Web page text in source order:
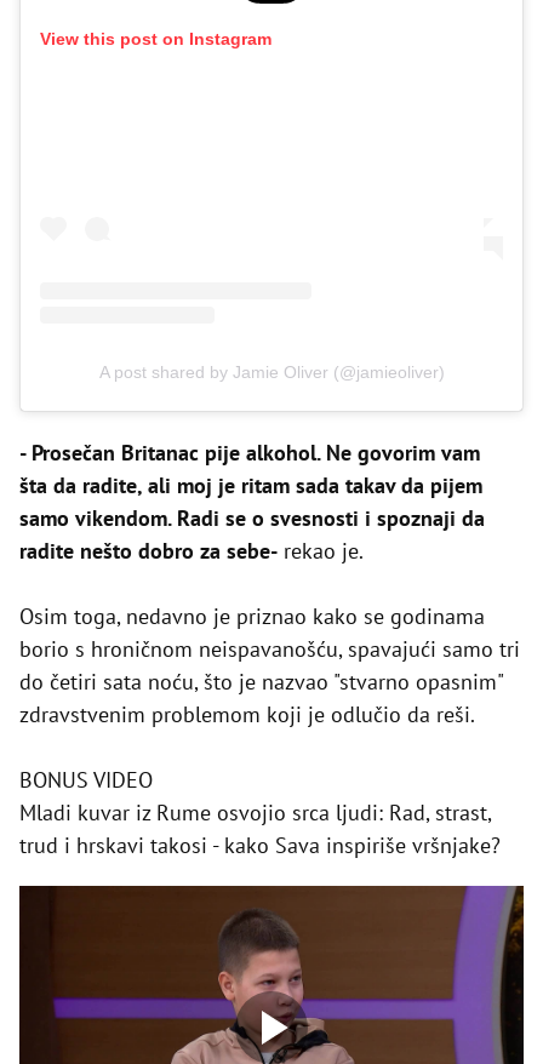
View this post on Instagram
A post shared by Jamie Oliver (@jamieoliver)
- Prosečan Britanac pije alkohol. Ne govorim vam
šta da radite, ali moj je ritam sada takav da pijem
samo vikendom. Radi se o svesnosti i spoznaji da
radite nešto dobro za sebe- rekao je.
Osim toga, nedavno je priznao kako se godinama
borio s hroničnom neispavanošću, spavajući samo tri
do četiri sata noću, što je nazvao "stvarno opasnim"
zdravstvenim problemom koji je odlučio da reši.
BONUS VIDEO
Mladi kuvar iz Rume osvojio srca ljudi: Rad, strast,
trud i hrskavi takosi - kako Sava inspiriše vršnjake?